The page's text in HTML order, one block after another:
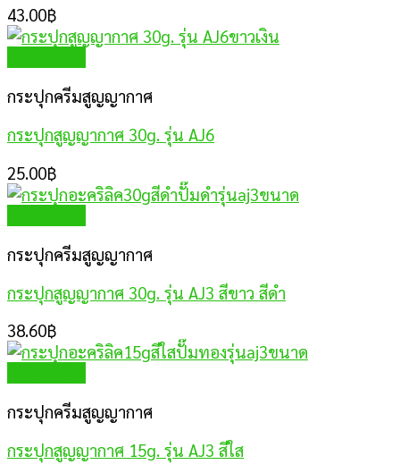
43.00฿
กระปุกครีมสูญญากาศ
กระปุกสูญญากาศ 30g. รุ่น AJ6
25.00฿
กระปุกครีมสูญญากาศ
กระปุกสูญญากาศ 30g. รุ่น AJ3 สีขาว สีดำ
38.60฿
กระปุกครีมสูญญากาศ
กระปุกสูญญากาศ 15g. รุ่น AJ3 สีใส